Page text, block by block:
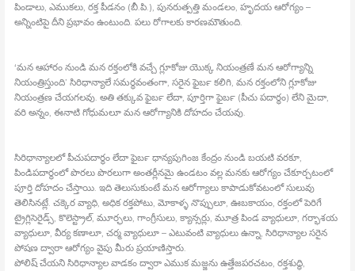
పిండాలు, ఎముకలు, రక్త పీడనం (బీ.పి.), పునరుత్పత్తి మండలం, హృదయ ఆరోగ్యం –
అన్నింటిపై దీని ప్రభావం ఉంటుంది. పలు రోగాలకు కారణమౌతుంది.
‘మన ఆహారం నుండి మన రక్తంలోకి వచ్చే గ్లూకోజు యొక్క నియంత్రణే మన ఆరోగ్యాన్ని
నియంత్రిస్తుంది’ సిరిధాన్యాలే సమర్ధవంతంగా, సరైన ఫైబర్‍ కలిగి, మన రక్తంలోని గ్లూకోజు
నియంత్రణ చేయగలవు. అతి తక్కువ ఫైబర్‍ లేదా, పూర్తిగా ఫైబర్‍ (పీచు పదార్థం) లేని మైదా,
వరి అన్నం, ఈనాటి గోధుమలూ మన ఆరోగ్యానికి దోహదం చేయవు.
సిరిధాన్యాలలో పీచుపదార్థం లేదా ఫైబర్‍ ధాన్యపుగింజ కేంద్రం నుండి బయటి వరకూ,
పిండిపదార్థంలో పొరలు పొరలుగా అంతర్లీనమై ఉండటం వల్ల మనకు ఆరోగ్యం చేకూర్చటంలో
పూర్తి దోహదం చేస్తాయి. ఇది తెలుసుకుంటే మన ఆరోగ్యాలు కాపాడుకోవటంలో సులువు
తెలిసినట్లే. చక్కెర వ్యాధి, అధిక రక్తపోటు, మోకాళ్ళ నొప్పులూ, ఊబకాయం, రక్తంలో పెరిగే
ట్రైగ్లిసెరైడ్స్, కొలెస్ట్రాల్‍, మూర్ఛలు, గాంగ్రీసులు, క్యాన్సర్లు, మూత్ర పిండ వ్యాధులూ, గర్భాశయ
వ్యాధులూ, వీర్య కణాలూ, చర్మ వ్యాధులూ – ఎటువంటి వ్యాధులు ఉన్నా, సిరిధాన్యాల సరైన
పోషణ ద్వారా ఆరోగ్యం వైపు మీరు ప్రయాణిస్తారు.
పోలిష్‍ చేయని సిరిధాన్యాల వాడకం ద్వారా ఎముక మజ్జను ఉత్తేజపరచటం, రక్తశుద్ధి,